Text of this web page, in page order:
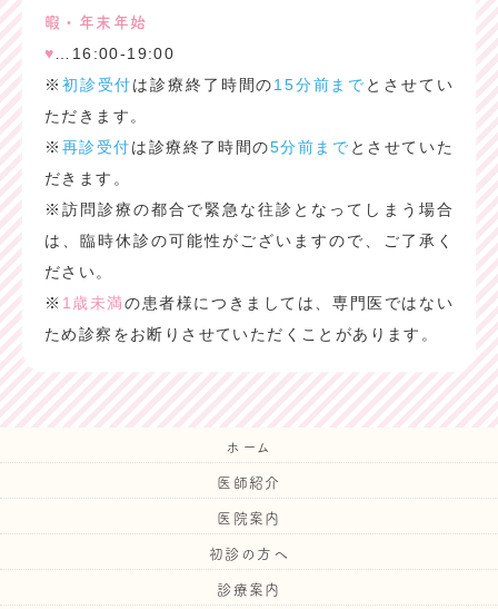
暇・年末年始
♥ …16:00-19:00
※ 初診受付は診療終了時間の15分前まで とさせてい
ただきます。
※ 再診受付は診療終了時間の5分前まで とさせていた
だきます。
※訪問診療の都合で緊急な往診となってしまう場合
は、臨時休診の可能性がございますので、ご了承く
ださい。
※ 1歳未満の患者様につきましては、専門医ではない
ため診察をお断りさせていただくことがあります。
ホーム
医師紹介
医院案内
初診の方へ
診療案内